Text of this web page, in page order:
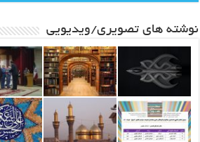
نوشته های تصویری/ویدیویی